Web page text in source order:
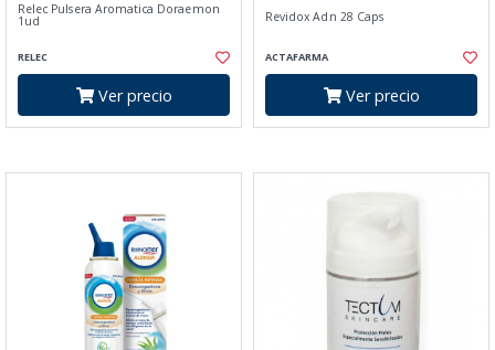
Relec Pulsera Aromatica Doraemon
1ud
RELEC
Ver precio
Revidox Adn 28 Caps
ACTAFARMA
Ver precio